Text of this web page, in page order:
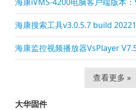
海康搜索工具v3.0.5.7 build
海康监控视频播放器VsPlayer
查看更多 »
大华固件